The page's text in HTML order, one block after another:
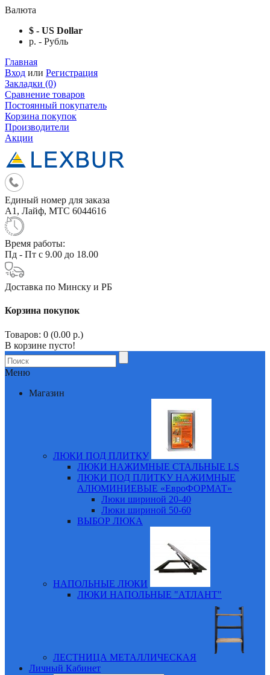
Валюта
$ - US Dollar
р. - Рубль
Главная
Вход или Регистрация
Закладки (0)
Сравнение товаров
Постоянный покупатель
Корзина покупок
Производители
Акции
Единый номер для заказа
А1, Лайф, МТС 6044616
Время работы:
Пд - Пт с 9.00 до 18.00
Доставка по Минску и РБ
Корзина покупок
Товаров: 0 (0.00 р.)
В корзине пусто!
Меню
Магазин
ЛЮКИ ПОД ПЛИТКУ
ЛЮКИ НАЖИМНЫЕ СТАЛЬНЫЕ LS
ЛЮКИ ПОД ПЛИТКУ НАЖИМНЫЕ
АЛЮМИНИЕВЫЕ «ЕвроФОРМАТ»
Люки шириной 20-40
Люки шириной 50-60
ВЫБОР ЛЮКА
НАПОЛЬНЫЕ ЛЮКИ
ЛЮКИ НАПОЛЬНЫЕ "АТЛАНТ"
ЛЕСТНИЦА МЕТАЛЛИЧЕСКАЯ
Личный Кабинет